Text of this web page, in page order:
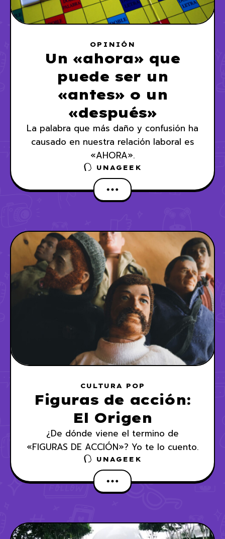
OPINIÓN
Un «ahora» que
puede ser un
«antes» o un
«después»
La palabra que más daño y confusión ha
causado en nuestra relación laboral es
«AHORA».
UNAGEEK
CULTURA POP
Figuras de acción:
El Origen
¿De dónde viene el termino de
«FIGURAS DE ACCIÓN»? Yo te lo cuento.
UNAGEEK